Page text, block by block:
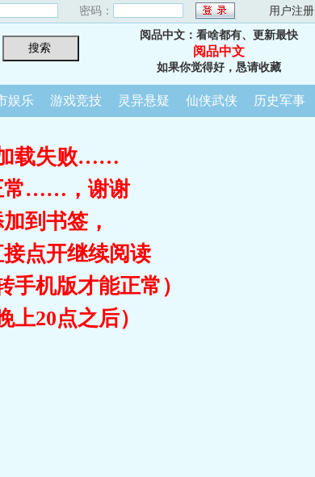
密码： 用户注册
阅品中文：看啥都有、更新最快
阅品中文
如果你觉得好，恳请收藏
娱乐 游戏竞技 灵异悬疑 仙侠武侠 历史军事
载失败……
常……，谢谢
到书签，
点开继续阅读
手机版才能正常）
上20点之后）